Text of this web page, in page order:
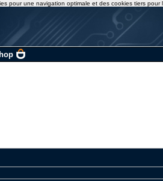
pour une navigation optimale et des cookies tiers pour